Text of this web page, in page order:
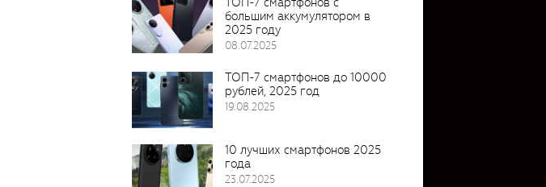
большим аккумулятором в
2025 году
08.07.2025
ТОП-7 смартфонов до 10000
рублей, 2025 год
19.08.2025
10 лучших смартфонов 2025
года
23.07.2025